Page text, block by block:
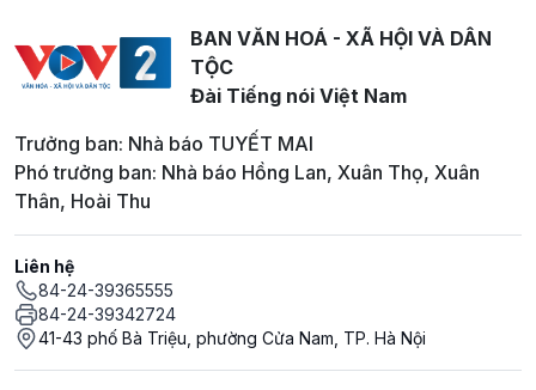
BAN VĂN HOÁ - XÃ HỘI VÀ DÂN
TỘC
Đài Tiếng nói Việt Nam
Trưởng ban: Nhà báo TUYẾT MAI
Phó trưởng ban: Nhà báo Hồng Lan, Xuân Thọ, Xuân
Thân, Hoài Thu
Liên hệ
84-24-39365555
84-24-39342724
41-43 phố Bà Triệu, phường Cửa Nam, TP. Hà Nội